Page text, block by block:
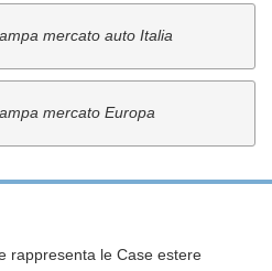
mercato auto Italia
mercato Europa
rappresenta le Case estere